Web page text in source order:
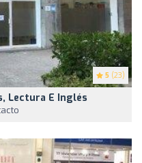
5 (23)
Lectura E Inglés